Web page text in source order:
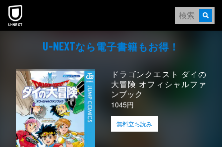
本文へスキップ
U-NEXTなら電⼦書籍もお得！
ドラゴンクエスト ダイの
大冒険 オフィシャルファ
ンブック
1045円
無料立ち読み